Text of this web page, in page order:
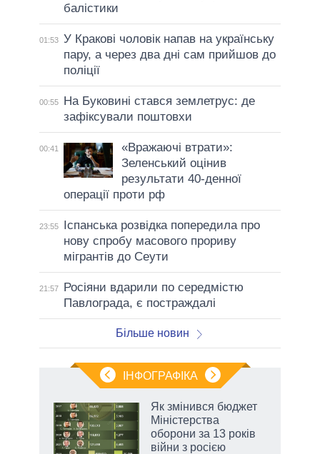
балістики
01:53 У Кракові чоловік напав на українську
пару, а через два дні сам прийшов до
поліції
00:55
На Буковині стався землетрус: де
зафіксували поштовхи
00:41
«Вражаючі втрати»:
Зеленський оцінив
результати 40-денної
операції проти рф
23:55
Іспанська розвідка попередила про
нову спробу масового прориву
мігрантів до Сеути
21:57
Росіяни вдарили по середмістю
Павлограда, є постраждалі
Більше новин
ІНФОГРАФІКА
Як змінився бюджет
Міністерства
оборони за 13 років
війни з росією